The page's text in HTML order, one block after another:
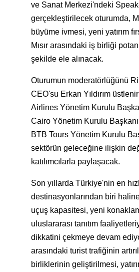
ve Sanat Merkezi'ndeki
gerçekleştirilecek oturumda,
büyüme ivmesi, yeni yatırım
Mısır arasındaki iş birliği
şekilde ele alınacak.
Oturumun moderatörlüğünü
CEO'su Erkan Yıldırım
Airlines Yönetim Kurulu
Cairo Yönetim Kurulu
BTB Tours Yönetim Kurulu
sektörün geleceğine ilişkin
katılımcılarla paylaşacak.
Son yıllarda Türkiye'nin en
destinasyonlarından biri
uçuş kapasitesi, yeni
uluslararası tanıtım
dikkatini çekmeye devam
arasındaki turist trafiğinin
birliklerinin geliştirilmesi,